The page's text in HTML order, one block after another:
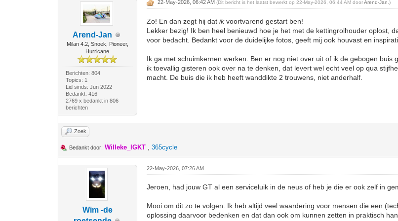
Arend-Jan
Milan 4.2, Snoek, Pioneer,
Hurricane
Berichten: 804
Topics: 1
Lid sinds: Jun 2022
Bedankt: 416
2769 x bedankt in 806
berichten
22-May-2026, 06:42 AM(Dit bericht is het laatst bewerkt op 22-May-2026, 06:44 AM doorArend-Jan .)
Zo! En dan zegt hij datikvoortvarend gestart ben!
Lekker bezig! Ik ben heel benieuwd hoe je het met de kettingrolhouder oplost,
voor bedacht. Bedankt voor de duidelijke fotos, geeft mij ook houvast en
Ik ga met schuimkernen werken. Ben er nog niet over uit of ik de gebogen buis
ik toevallig gisteren ook over na te denken, dat levert wel echt veel op qua
macht. De buis die ik heb heeft wanddikte 2 trouwens, niet anderhalf.
Zoek
Bedankt door: Willeke_IGKT ,365cycle
Wim -de
22-May-2026, 07:26 AM
Jeroen, had jouw GT al een serviceluik in de neus of heb je die er ook zelf in
Mooi om dit zo te volgen. Ik heb altijd veel waardering voor mensen die een
oplossing daarvoor bedenken en dat dan ook om kunnen zetten in praktisch